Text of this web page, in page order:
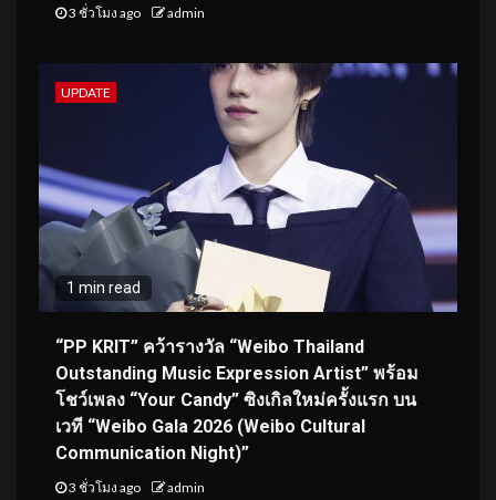
3 ชั่วโมง ago admin
UPDATE
1 min read
“PP KRIT” คว้ารางวัล “Weibo Thailand
Outstanding Music Expression Artist” พร้อม
โชว์เพลง “Your Candy” ซิงเกิลใหม่ครั้งแรก บน
เวที “Weibo Gala 2026 (Weibo Cultural
Communication Night)”
3 ชั่วโมง ago admin